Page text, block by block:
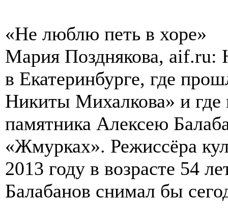
«Не люблю петь в хоре»
Мария Позднякова, aif.ru:
в Екатеринбурге, где
Никиты Михалкова» и где
памятника Алексею
«Жмурках». Режиссёра
2013 году в возрасте 54
Балабанов снимал бы